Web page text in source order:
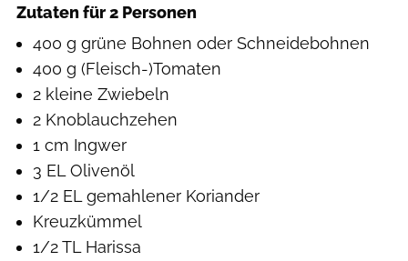
Zutaten für 2 Personen
400 g grüne Bohnen oder Schneidebohnen
400 g (Fleisch-)Tomaten
2 kleine Zwiebeln
2 Knoblauchzehen
1 cm Ingwer
3 EL Olivenöl
1/2 EL gemahlener Koriander
Kreuzkümmel
1/2 TL Harissa